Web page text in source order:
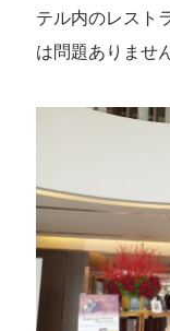
テル内のレスト
は問題ありませ